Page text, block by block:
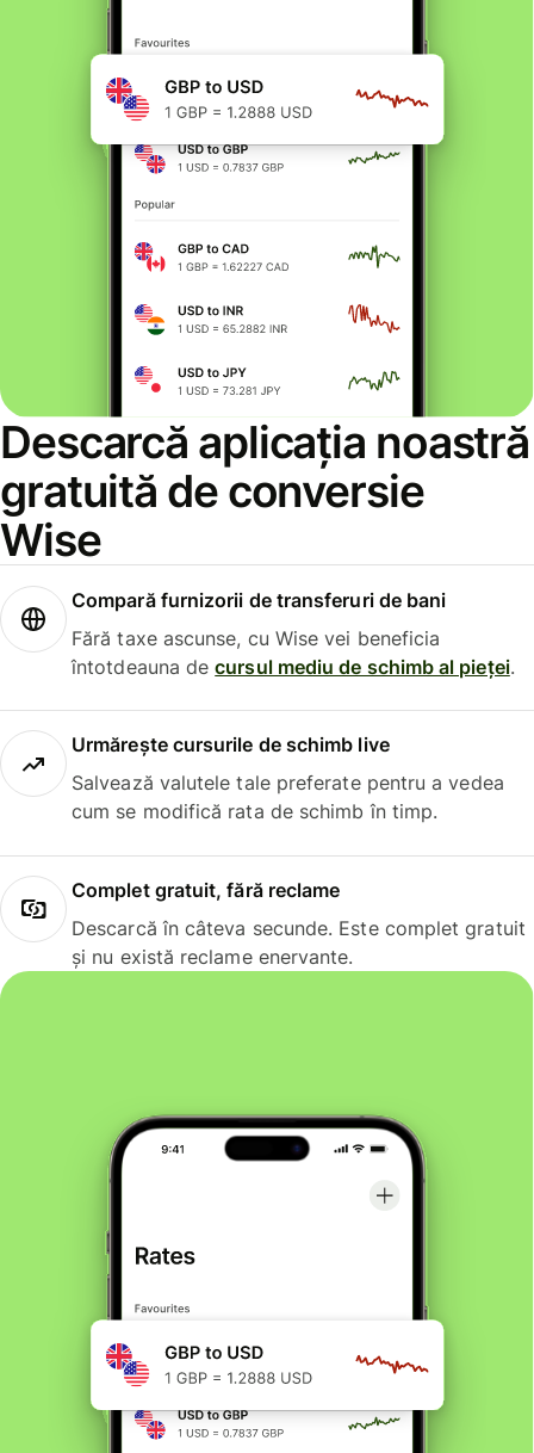
Descarcă aplicația noastră
gratuită de conversie
Wise
Compară furnizorii de transferuri de bani
Fără taxe ascunse, cu Wise vei beneficia
întotdeauna decursul mediu de schimb al pieței.
Urmărește cursurile de schimb live
Salvează valutele tale preferate pentru a vedea
cum se modifică rata de schimb în timp.
Complet gratuit, fără reclame
Descarcă în câteva secunde. Este complet gratuit
și nu există reclame enervante.